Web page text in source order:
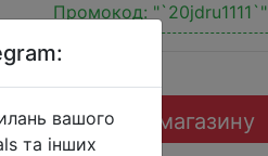
Промокод: "`20jdru1111`"
Перейти до магазину
вашого
та інших